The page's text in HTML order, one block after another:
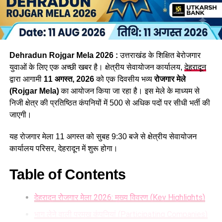
इसके समानांतर जिन रिक्त पदों के लिए आवेदन प्रक्रिया पूरी हो चुकी है,
उनकी परीक्षा भी दिसंबर तक करा ली जाएगी। इनमें व्यैक्तिक सहायक,
पशुधन प्रसार अधिकारी, विभिन्न सेवाओं के तकनीकी पद, सहायक
स्नातक स्तरीय पद सहित कुल 1470 पद शामिल हैं।
34 हजार भर्तियां, रोजगार बड़ी उपलब्धि
Dehradun Rojgar Mela 2026 :उत्तराखंड के शिक्षित बेरोजगार
युवाओं के लिए एक अच्छी खबर है। क्षेत्रीय सेवायोजन कार्यालय,देहरादून
द्वारा आगामी 11 अगस्त, 2026को एक दिवसीय भव्यरोजगार मेले
(Rojgar Mela)का आयोजन किया जा रहा है। इस मेले के माध्यम से
निजी क्षेत्र की प्रतिष्ठित कंपनियों में 500 से अधिक पदों पर सीधी भर्ती की
जाएगी।
यह रोजगार मेला 11 अगस्त को सुबह 9:30 बजे से क्षेत्रीय सेवायोजन
कार्यालय परिसर, देहरादून में शुरू होगा।
Table of Contents
देहरादून रोजगार मेला 2026: मुख्य विवरण (Key Highlights)